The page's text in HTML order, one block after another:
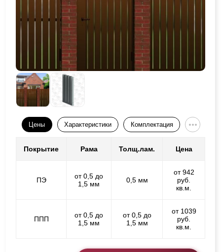
Цены Характеристики Комплектация
Покрытие Рама Толщ.лам. Цена
ПЭ
от 0,5 до
1,5 мм
0,5 мм
от 942
руб.
кв.м.
ППП
от 0,5 до
1,5 мм
от 0,5 до
1,5 мм
от 1039
руб.
кв.м.